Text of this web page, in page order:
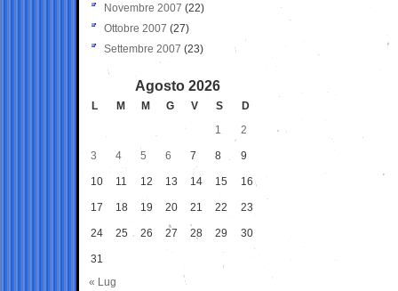
Novembre 2007 (22)
Ottobre 2007 (27)
Settembre 2007 (23)
Agosto 2026
L M M G V S
D
1
2
3 4 5 6 7 8 9
10 11 12 13 14 15 16
17 18 19 20 21 22 23
24 25 26 27 28 29 30
31
« Lug